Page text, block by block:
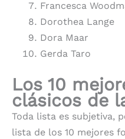
Francesca
Dorothea Lange
Dora Maar
Gerda Taro
Los 10
clásicos de
Toda lista es subjetiva,
lista de los 10 mejores